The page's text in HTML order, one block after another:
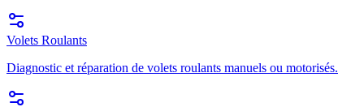
Volets Roulants
Diagnostic et réparation de volets roulants manuels ou motorisés.